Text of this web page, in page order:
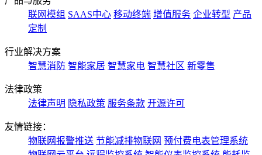
联网模组 SAAS中心 移动终端 增值服务 企业转型 产品
定制
行业解决方案
智慧消防 智能家居 智慧家电 智慧社区 新零售
法律政策
法律声明 隐私政策 服务条款 开源许可
友情链接：
物联网报警推送 节能减排物联网 预付费电表管理系统